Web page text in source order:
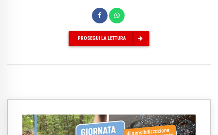
PROSEGUI LA LETTURA